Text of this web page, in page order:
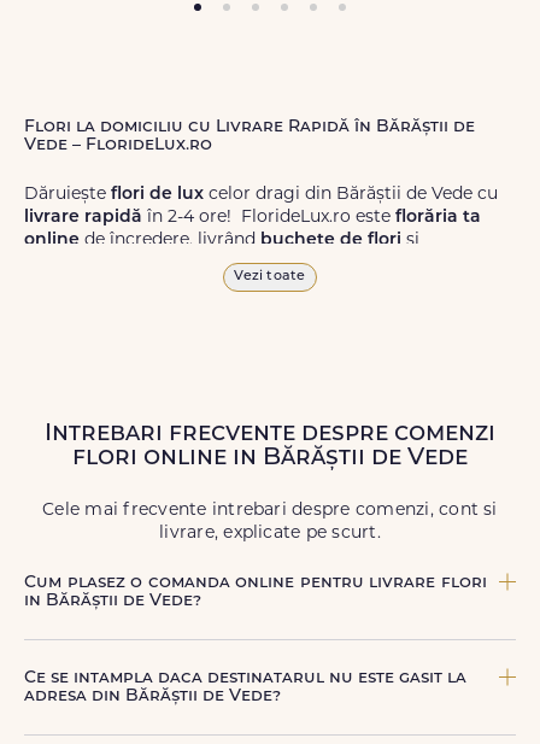
Flori la domiciliu cu Livrare Rapidă în Bărăștii de
Vede – FlorideLux.ro
Dăruiește flori de lux celor dragi din Bărăștii de Vede cu
livrare rapidă în 2-4 ore! FlorideLux.ro este florăria ta
online de încredere, livrând buchete de flori și
de calitate superioară în Bărăștii de
Vede și în toată România.
Livrăm buchete de flori chiar și înweekend , pentru ca tu
Vezi toate
Intrebari frecvente despre comenzi
flori online in Bărăștii de Vede
Cele mai frecvente intrebari despre comenzi, cont si
livrare, explicate pe scurt.
Cum plasez o comanda online pentru livrare flori
in Bărăștii de Vede?
produsul dorit, data si intervalul de livrare si adresa din
Bărăștii de Vede. sau poti plasa comanda telefonic, la nr.
Ce se intampla daca destinatarul nu este gasit la
adresa din Bărăștii de Vede?